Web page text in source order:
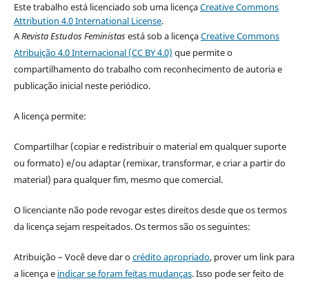
Este trabalho está licenciado sob uma licençaCreative Commons
Attribution 4.0 International License.
ARevista Estudos Feministasestá sob a licençaCreative Commons
Atribuição 4.0 Internacional (CC BY 4.0) que permite o
compartilhamento do trabalho com reconhecimento de autoria e
publicação inicial neste periódico.
A licença permite:
Compartilhar (copiar e redistribuir o material em qualquer suporte
ou formato) e/ou adaptar (remixar, transformar, e criar a partir do
material) para qualquer fim, mesmo que comercial.
O licenciante não pode revogar estes direitos desde que os termos
da licença sejam respeitados. Os termos são os seguintes:
Atribuição – Você deve dar ocrédito apropriado, prover um link para
a licença e indicar se foram feitas mudanças. Isso pode ser feito de